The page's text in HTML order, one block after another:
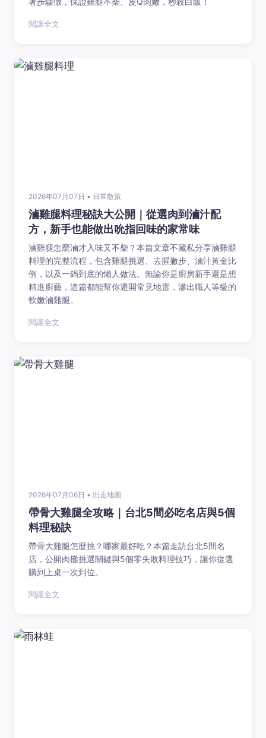
閱讓全文
2026年07月07日 • 日常散策
滷雞腿料理秘訣大公開｜從選肉到滷汁配
方，新手也能做出吮指回味的家常味
滷雞腿怎麼滷才入味又不柴？本篇文章不藏私分享滷雞腿
料理的完整流程，包含雞腿挑選、去腥撇步、滷汁黃金比
例，以及一鍋到底的懶人做法。無論你是廚房新手還是想
精進廚藝，這篇都能幫你避開常見地雷，滲出職人等級的
軟嫩滷雞腿。
閱讓全文
2026年07月06日 • 出走地圖
帶骨大雞腿全攻略｜台北5間必吃名店與5個
料理秘訣
帶骨大雞腿怎麼挑？哪家最好吃？本篇走訪台北5間名
店，公開肉攤挑選關鍵與5個零失敗料理技巧，讓你從選
購到上桌一次到位。
閱讓全文